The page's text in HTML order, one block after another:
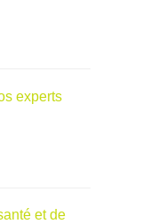
experts
et de